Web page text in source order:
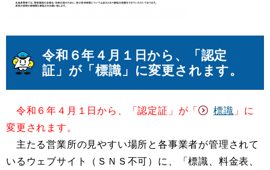
令和６年４月１日から、「認定
証」が「標識」に変更されます。
令和６年４月１日から、「認定証」が「 標識 」に
変更されます。
主たる営業所の見やすい場所と各事業者が管理されて
いるウェブサイト（ＳＮＳ不可）に、「標識、料金表、